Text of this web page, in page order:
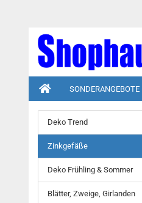
SONDERANGEBOTE
Deko Trend
Zinkgefäße
Deko Frühling & Sommer
Blätter, Zweige, Girlanden